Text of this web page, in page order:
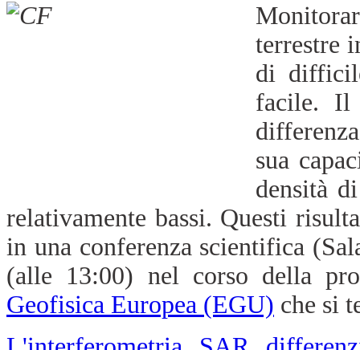
terrestre
di
facile. Il
sua
densità
relativamente bassi. Questi
in una conferenza scientifica
(alle 13:00) nel corso della
Geofisica Europea (EGU) che si